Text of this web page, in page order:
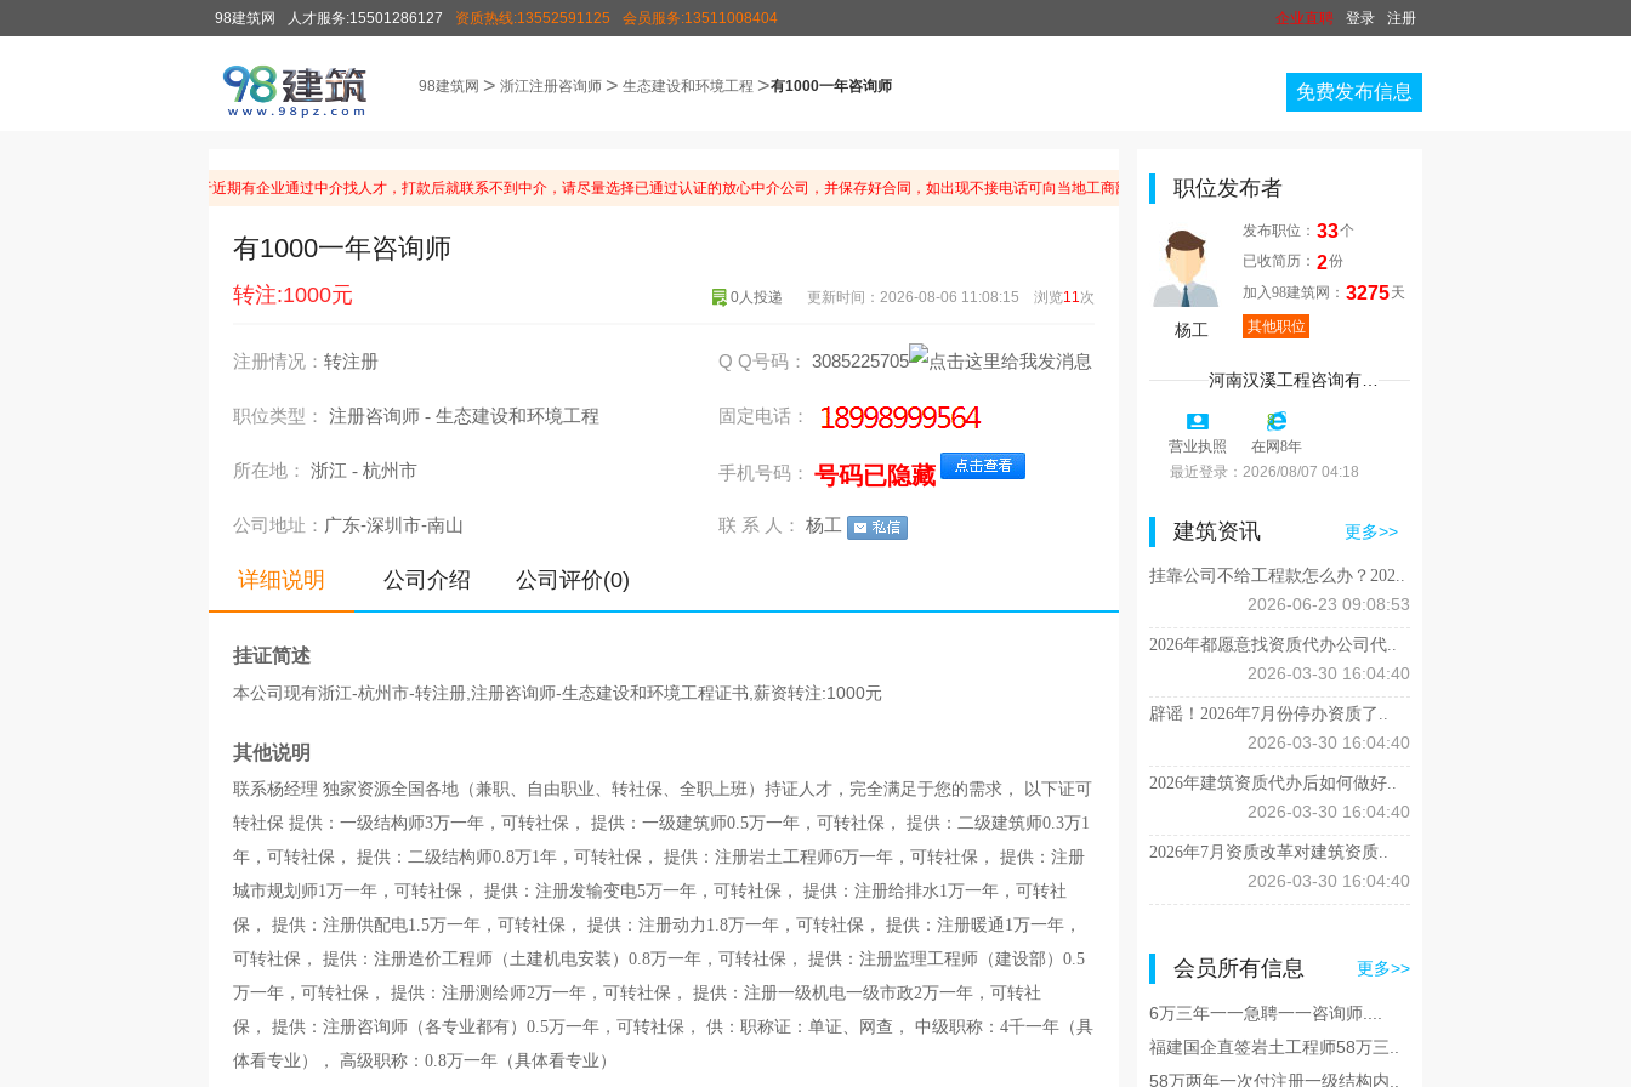
98建筑网 人才服务:15501286127 资质热线:13552591125 会员服务:13511008404 企业直聘 登录 注册
98建筑网 > 浙江注册咨询师 > 生态建设和环境工程 >有1000一年咨询师 免费发布信息
温馨提示：由于近期有企业通过中介找人才，打款后就联系不到中介，请尽量选择已通过认证的放心中介公司，并保存好合同，如出现不接电话可向当地工商部门举报。
有1000一年咨询师
转注:1000元 更新时间：2026-08-06 11:08:15 浏览11次
0人投递
注册情况： 转注册
职位类型： 注册咨询师 - 生态建设和环境工程
所在地： 浙江 - 杭州市
公司地址： 广东-深圳市-南山
Q Q号码： 3085225705
固定电话：
手机号码： 号码已隐藏
联 系 人： 杨工
详细说明 公司介绍 公司评价(0)
挂证简述
本公司现有浙江-杭州市-转注册,注册咨询师-生态建设和环境工程证书,薪资转注:1000元
其他说明
联系杨经理 独家资源全国各地（兼职、自由职业、转社保、全职上班）持证人才，完全满足于您的需求， 以下证可
转社保 提供：一级结构师3万一年，可转社保， 提供：一级建筑师0.5万一年，可转社保， 提供：二级建筑师0.3万1
年，可转社保， 提供：二级结构师0.8万1年，可转社保， 提供：注册岩土工程师6万一年，可转社保， 提供：注册
城市规划师1万一年，可转社保， 提供：注册发输变电5万一年，可转社保， 提供：注册给排水1万一年，可转社
保， 提供：注册供配电1.5万一年，可转社保， 提供：注册动力1.8万一年，可转社保， 提供：注册暖通1万一年，
可转社保， 提供：注册造价工程师（土建机电安装）0.8万一年，可转社保， 提供：注册监理工程师（建设部）0.5
万一年，可转社保， 提供：注册测绘师2万一年，可转社保， 提供：注册一级机电一级市政2万一年，可转社
保， 提供：注册咨询师（各专业都有）0.5万一年，可转社保， 供：职称证：单证、网查， 中级职称：4千一年（具
体看专业）， 高级职称：0.8万一年（具体看专业）
职位发布者
杨工
发布职位： 33个
已收简历： 2份
加入98建筑网： 3275天
其他职位
河南汉溪工程咨询有限公司
营业执照
8
在网8年
最近登录： 2026/08/07 04:18
建筑资讯 更多>>
挂靠公司不给工程款怎么办？202..
2026-06-23 09:08:53
2026年都愿意找资质代办公司代..
2026-03-30 16:04:40
辟谣！2026年7月份停办资质了..
2026-03-30 16:04:40
2026年建筑资质代办后如何做好..
2026-03-30 16:04:40
2026年7月资质改革对建筑资质..
2026-03-30 16:04:40
会员所有信息 更多>>
6万三年一一急聘一一咨询师....
福建国企直签岩土工程师58万三..
58万两年一次付注册一级结构内..